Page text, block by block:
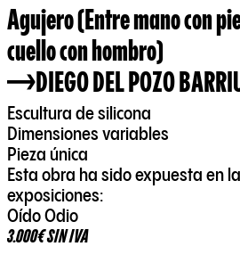
Agujero (Entre mano con
cuello con hombro)
DIEGO DEL POZO
Escultura de silicona
Dimensiones variables
Pieza única
Esta obra ha sido expuesta en
exposiciones:
Oído Odio
3.000€ SIN IVA